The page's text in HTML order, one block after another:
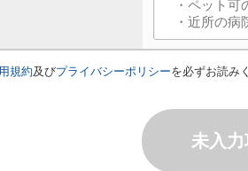
規約及びプライバシーポリシーを必ずお読み
未入